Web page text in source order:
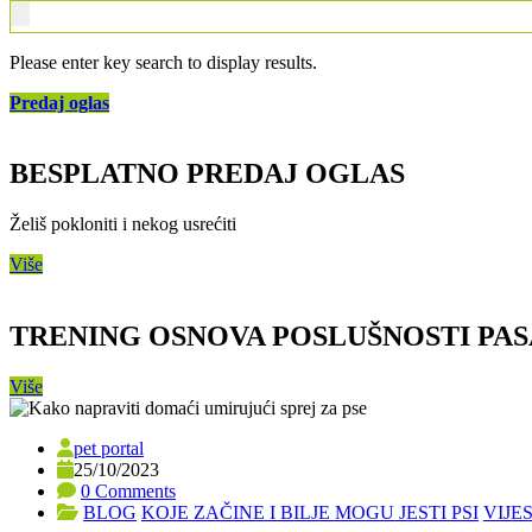
Please enter key search to display results.
Predaj oglas
BESPLATNO PREDAJ OGLAS
Želiš pokloniti i nekog usrećiti
Više
TRENING OSNOVA POSLUŠNOSTI
Više
pet portal
25/10/2023
0 Comments
BLOG KOJE ZAČINE I BILJE MOGU JESTI PSI